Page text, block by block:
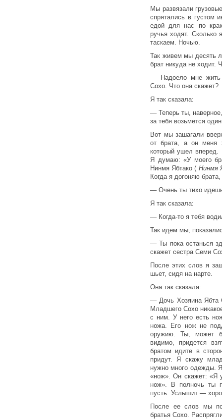
Мы развязали
спрятались в густом
едой для нас по
ручья ходят. Сколько
таскаем. Ночью.
Так живем мы десять
брат никуда не ходит.
— Надоело мне жить
Сохо. Что она скажет?
Я так сказала:
— Теперь ты,
за тебя возьмется
Вот мы зашагали
от брата, а он меня
который ушел вперед.
Я думаю: «У моего
Нинмя Ябтако ( Нинмя
Когда я догоняю брата,
— Очень ты тихо
Я так сказала:
— Когда-то я тебя
Так идем мы,
— Ты пока останься
скажет сестра Семи
После этих слов я
шьет, сидя на нарте.
Она так сказала:
— Дочь Хозяина Ябта
Младшего Сохо
с ним. У него есть
ножа. Его нож не
оружию. Ты, может
видимо, придется
братом идите в
придут. Я скажу
нужно много одежды.
«нож». Он скажет: «Я
нож». В полночь ты
пусть. Услышит —
После ее слов мы
братья Сохо.